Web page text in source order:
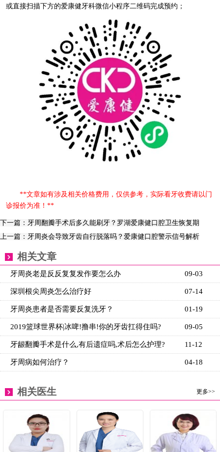
或直接扫描下方的爱康健牙科微信小程序二维码完成预约；
**文章如有涉及相关价格费用，仅供参考，实际看牙收费请以门
诊报价为准！**
下一篇：牙周翻瓣手术后多久能刷牙？罗湖爱康健口腔卫生恢复期
上一篇：牙周炎会导致牙齿自行脱落吗？爱康健口腔警示信号解析
相关文章
09-03
牙周炎老是反反复复发作要怎么办
07-14
深圳根尖周炎怎么治疗好
01-19
牙周炎患者是否需要反复洗牙？
09-05
2019篮球世界杯|冰啤!撸串!你的牙齿扛得住吗?
11-12
牙龈翻瓣手术是什么,有后遗症吗,术后怎么护理?
04-18
牙周病如何治疗？
更多>>
相关医生